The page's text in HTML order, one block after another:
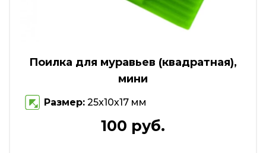
Поилка для муравьев (квадратная),
мини
Размер: 25x10х17 мм
100 руб.